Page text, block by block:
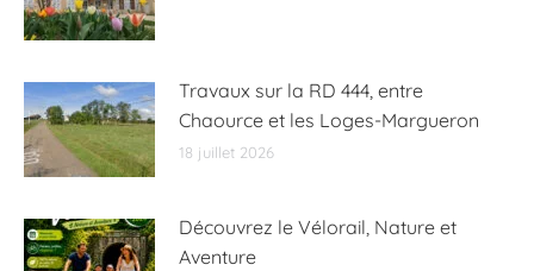
Travaux sur la RD 444, entre
Chaource et les Loges-Margueron
18 juillet 2026
Découvrez le Vélorail, Nature et
Aventure